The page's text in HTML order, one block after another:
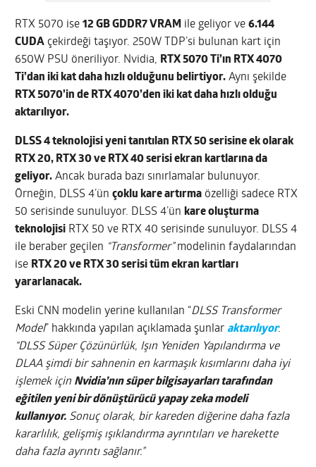
RTX 5070 ise12 GB GDDR7 VRAM ile geliyor ve6.144
CUDA çekirdeği taşıyor. 250W TDP’si bulunan kart için
650W PSU öneriliyor. Nvidia, RTX 5070 Ti’ın RTX 4070
Ti’dan iki kat daha hızlı olduğunu belirtiyor. Aynı şekilde
RTX 5070’in de RTX 4070’den iki kat daha hızlı olduğu
aktarılıyor.
DLSS 4 teknolojisi yeni tanıtılan RTX 50 serisine ek olarak
RTX 20, RTX 30 ve RTX 40 serisi ekran kartlarına da
geliyor. Ancak burada bazı sınırlamalar bulunuyor.
Örneğin, DLSS 4’ünçoklu kare artırma özelliği sadece RTX
50 serisinde sunuluyor. DLSS 4’ün kare oluşturma
teknolojisi RTX 50 ve RTX 40 serisinde sunuluyor. DLSS 4
ile beraber geçilen “Transformer”modelinin faydalarından
ise RTX 20 ve RTX 30 serisi tüm ekran kartları
yararlanacak.
Eski CNN modelin yerine kullanılan “DLSS Transformer
Model” hakkında yapılan açıklamada şunlar aktarılıyor:
“DLSS Süper Çözünürlük, Işın Yeniden Yapılandırma ve
DLAA şimdi bir sahnenin en karmaşık kısımlarını daha iyi
işlemek için Nvidia’nın süper bilgisayarları tarafından
eğitilen yeni bir dönüştürücü yapay zeka modeli
kullanıyor. Sonuç olarak, bir kareden diğerine daha fazla
kararlılık, gelişmiş ışıklandırma ayrıntıları ve harekette
daha fazla ayrıntı sağlanır.”